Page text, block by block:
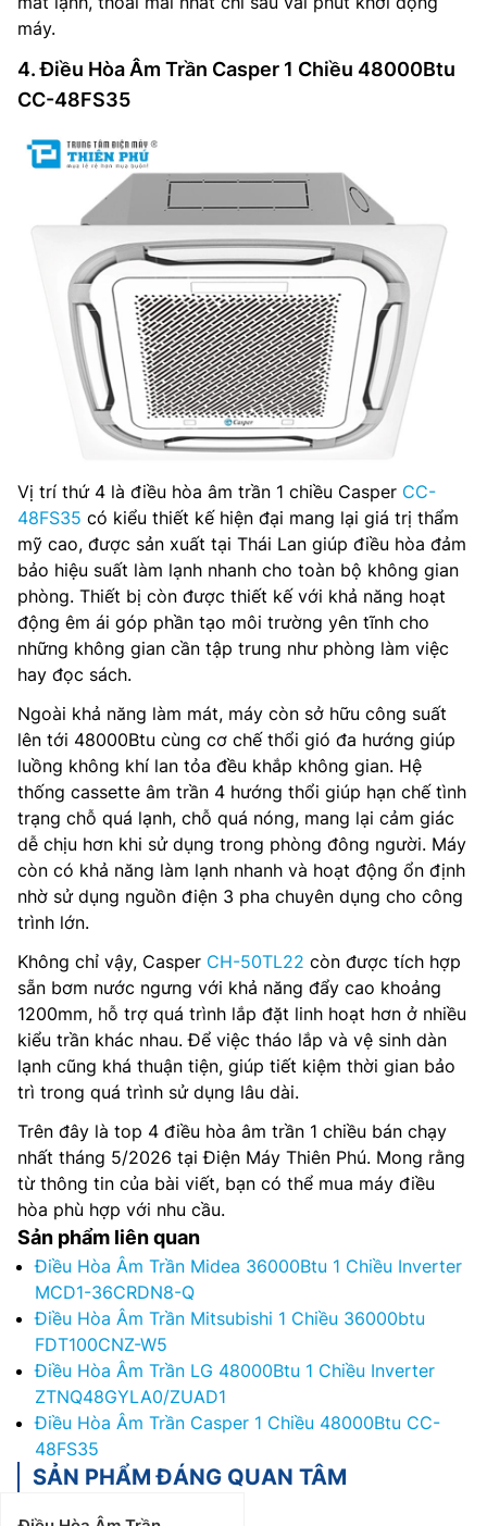
máy.
4. Điều Hòa Âm Trần Casper 1 Chiều 48000Btu
CC-48FS35
Vị trí thứ 4 là điều hòa âm trần 1 chiều Casper CC-
48FS35 có kiểu thiết kế hiện đại mang lại giá trị thẩm
mỹ cao, được sản xuất tại Thái Lan giúp điều hòa đảm
bảo hiệu suất làm lạnh nhanh cho toàn bộ không gian
phòng. Thiết bị còn được thiết kế với khả năng hoạt
động êm ái góp phần tạo môi trường yên tĩnh cho
những không gian cần tập trung như phòng làm việc
hay đọc sách.
Ngoài khả năng làm mát, máy còn sở hữu công suất
lên tới 48000Btu cùng cơ chế thổi gió đa hướng giúp
luồng không khí lan tỏa đều khắp không gian. Hệ
thống cassette âm trần 4 hướng thổi giúp hạn chế tình
trạng chỗ quá lạnh, chỗ quá nóng, mang lại cảm giác
dễ chịu hơn khi sử dụng trong phòng đông người. Máy
còn có khả năng làm lạnh nhanh và hoạt động ổn định
nhờ sử dụng nguồn điện 3 pha chuyên dụng cho công
trình lớn.
Không chỉ vậy, Casper CH-50TL22 còn được tích hợp
sẵn bơm nước ngưng với khả năng đẩy cao khoảng
1200mm, hỗ trợ quá trình lắp đặt linh hoạt hơn ở nhiều
kiểu trần khác nhau. Để việc tháo lắp và vệ sinh dàn
lạnh cũng khá thuận tiện, giúp tiết kiệm thời gian bảo
trì trong quá trình sử dụng lâu dài.
Trên đây là top 4 điều hòa âm trần 1 chiều bán chạy
nhất tháng 5/2026 tại Điện Máy Thiên Phú. Mong rằng
từ thông tin của bài viết, bạn có thể mua máy điều
hòa phù hợp với nhu cầu.
Sản phẩm liên quan
Điều Hòa Âm Trần Midea 36000Btu 1 Chiều Inverter
MCD1-36CRDN8-Q
Điều Hòa Âm Trần Mitsubishi 1 Chiều 36000btu
FDT100CNZ-W5
Điều Hòa Âm Trần LG 48000Btu 1 Chiều Inverter
ZTNQ48GYLA0/ZUAD1
Điều Hòa Âm Trần Casper 1 Chiều 48000Btu CC-
48FS35
SẢN PHẨM ĐÁNG QUAN TÂM